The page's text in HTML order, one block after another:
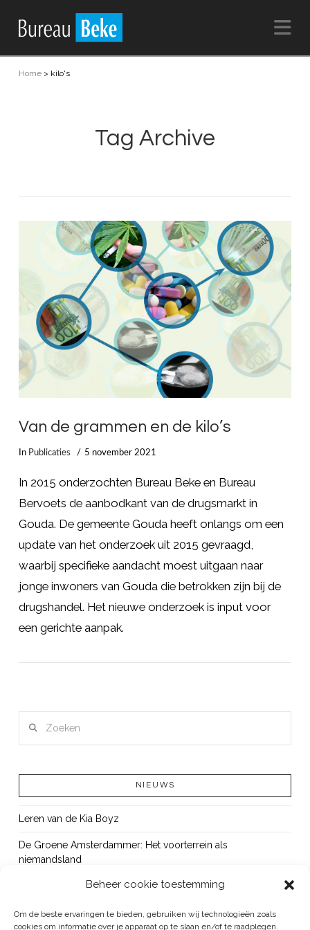
Beheer cookie toestemming
Om de beste ervaringen te bieden, gebruiken wij technologieën zoals
cookies om informatie over je apparaat op te slaan en/of te raadplegen.
Home> kilo's
Tag Archive
LEES MEER
Van de grammen en de kilo’s
In Publicaties 5 november 2021
In 2015 onderzochten Bureau Beke en Bureau
Bervoets de aanbodkant van de drugsmarkt in
Gouda. De gemeente Gouda heeft onlangs om een
update van het onderzoek uit 2015 gevraagd,
waarbij specifieke aandacht moest uitgaan naar
jonge inwoners van Gouda die betrokken zijn bij de
drugshandel. Het nieuwe onderzoek is input voor
een gerichte aanpak.
NIEUWS
Leren van de Kia Boyz
De Groene Amsterdammer: Het voorterrein als
niemandsland
Cursus Wapens op school: signaleren, duiden en handelen
OUT!